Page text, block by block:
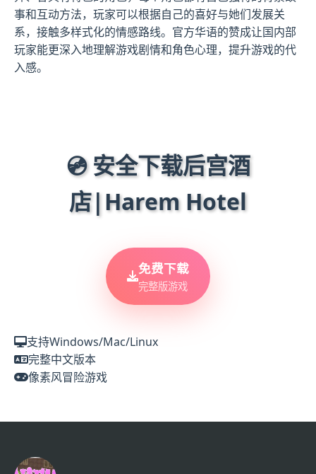
事和互动方法，玩家可以根据自己的喜好与她们发展关
系，接触多样式化的情感路线。官方华语的赞成让国内部
玩家能更深入地理解游戏剧情和角色心理，提升游戏的代
入感。
💿 安全下载后宫酒
店|Harem Hotel
免费下载
完整版游戏
支持Windows/Mac/Linux
完整中文版本
像素风冒险游戏